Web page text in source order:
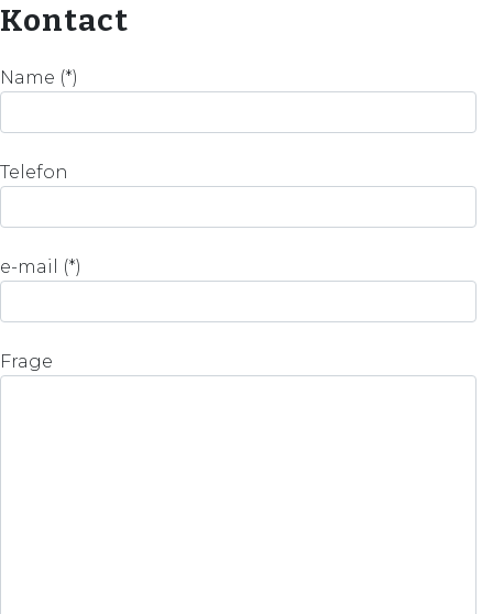
Kontact
Name (*)
Telefon
e-mail (*)
Frage